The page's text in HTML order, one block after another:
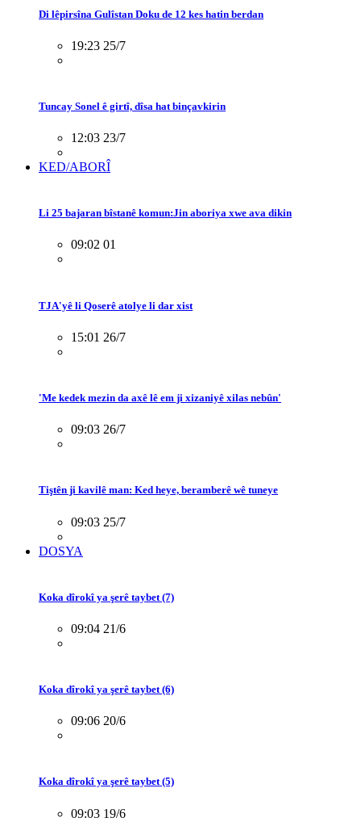
Di lêpirsîna Gulîstan Doku de 12 kes hatin berdan
19:23 25/7
Tuncay Sonel ê girtî, dîsa hat binçavkirin
12:03 23/7
KED/ABORÎ
Li 25 bajaran bîstanê komun:Jin aboriya xwe ava dikin
09:02 01
TJA'yê li Qoserê atolye li dar xist
15:01 26/7
'Me kedek mezin da axê lê em ji xizaniyê xilas nebûn'
09:03 26/7
Tiştên ji kavilê man: Ked heye, beramberê wê tuneye
09:03 25/7
DOSYA
Koka dîrokî ya şerê taybet (7)
09:04 21/6
Koka dîrokî ya şerê taybet (6)
09:06 20/6
Koka dîrokî ya şerê taybet (5)
09:03 19/6